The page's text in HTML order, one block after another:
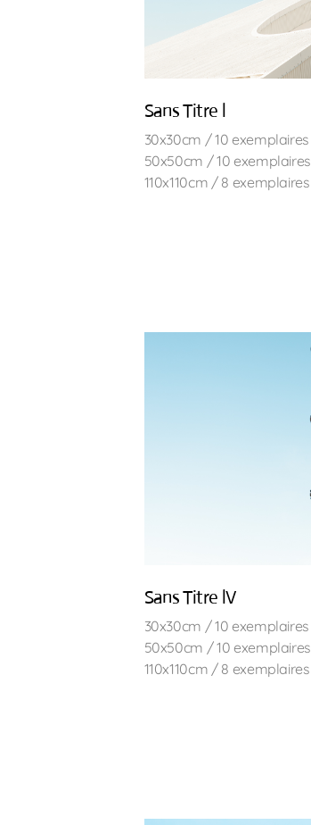
Sans Titre l
30x30cm / 10 exemplaires
50x50cm / 10 exemplaires
110x110cm / 8 exemplaires
Sans Titre lV
30x30cm / 10 exemplaires
50x50cm / 10 exemplaires
110x110cm / 8 exemplaires